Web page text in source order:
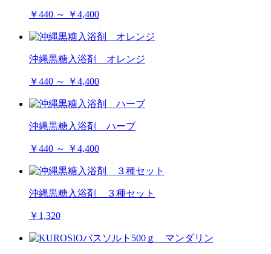
￥440 ～ ￥4,400
沖縄黒糖入浴剤 オレンジ
￥440 ～ ￥4,400
沖縄黒糖入浴剤 ハーブ
￥440 ～ ￥4,400
沖縄黒糖入浴剤 ３種セット
￥1,320